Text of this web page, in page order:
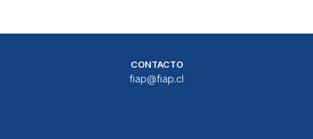
CONTACTO
fiap@fiap.cl